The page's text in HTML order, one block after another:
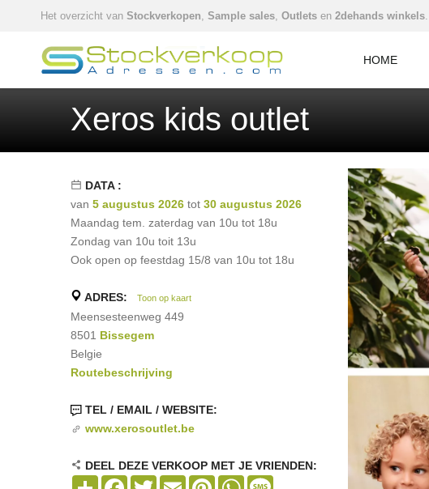
Het overzicht van Stockverkopen, Sample sales, Outlets en 2dehands winkels.
HOME
Xeros kids outlet
DATA :
van 5 augustus 2026 tot 30 augustus 2026
Maandag tem. zaterdag van 10u tot 18u
Zondag van 10u toit 13u
Ook open op feestdag 15/8 van 10u tot 18u
ADRES: Toon op kaart
Meensesteenweg 449
8501 Bissegem
Belgie
Routebeschrijving
TEL / EMAIL / WEBSITE:
www.xerosoutlet.be
DEEL DEZE VERKOOP MET JE VRIENDEN:
Share Facebook
TwitterEmail PinterestWhatsApp